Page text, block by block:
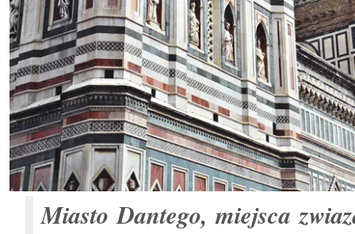
Miasto Dantego, miejsca